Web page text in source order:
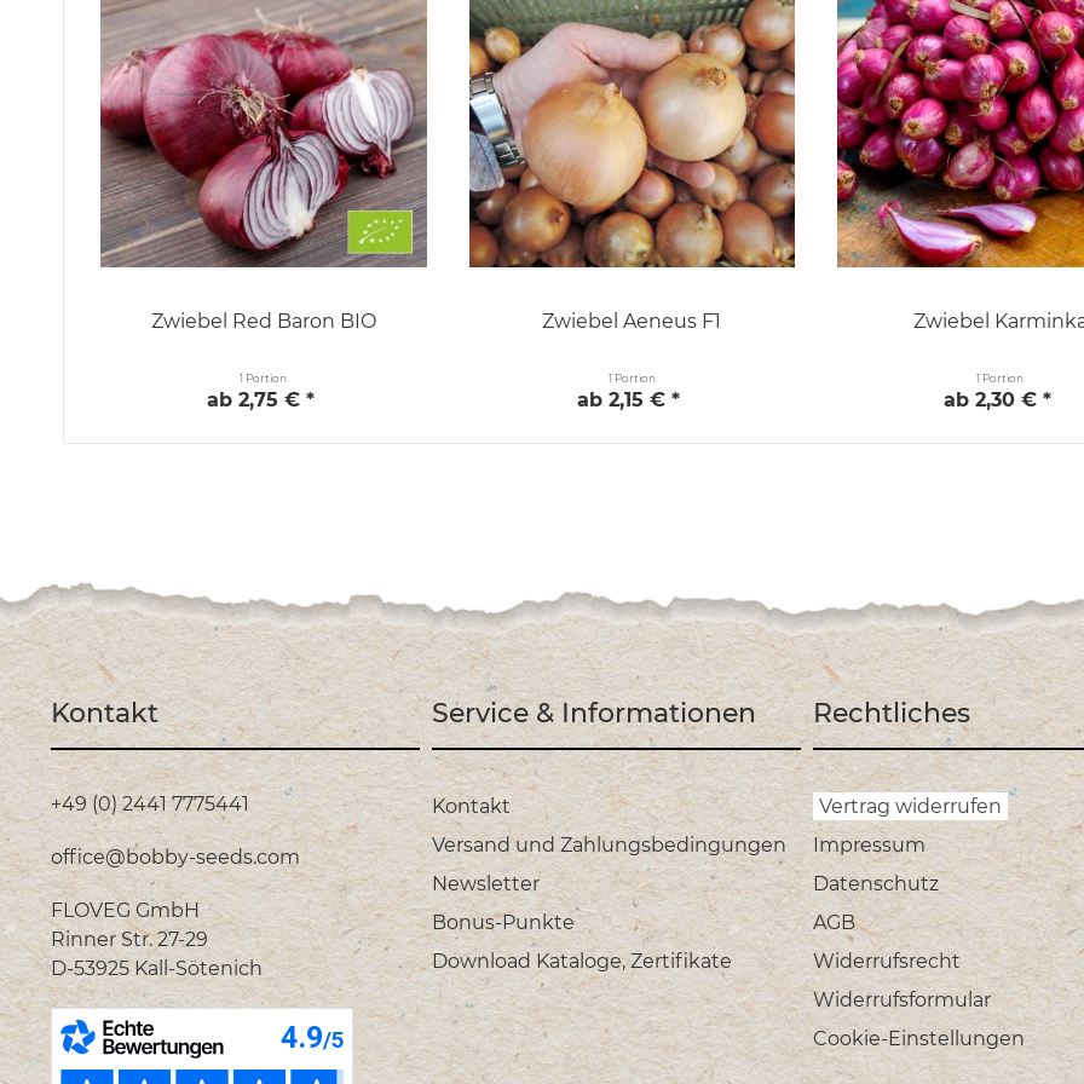
Zwiebel Red Baron BIO
1 Portion
ab 2,75 € *
Zwiebel Aeneus F1
1 Portion
ab 2,15 € *
Zwiebel
1 Portion
ab 2,30 € *
Kontakt
+49 (0) 2441 7775441
office@bobby-seeds.com
FLOVEG GmbH
Rinner Str. 27-29
D-53925 Kall-Sötenich
Service & Informationen
Kontakt
Versand und Zahlungsbedingungen
Newsletter
Bonus-Punkte
Download Kataloge, Zertifikate
Rechtliches
Vertrag widerrufen
Impressum
Datenschutz
AGB
Widerrufsrecht
Widerrufsformular
Cookie-Einstellungen